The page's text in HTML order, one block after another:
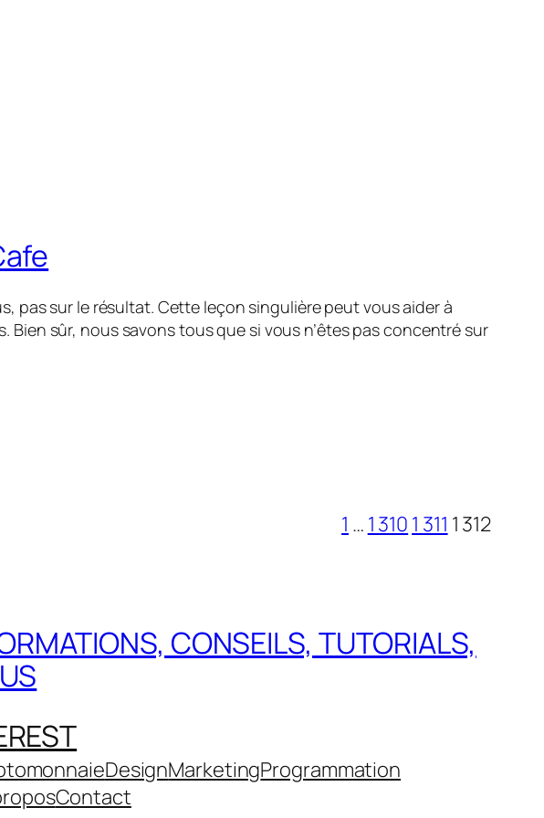
pas sur le résultat. Cette leçon singulière peut vous aider à
sûr, nous savons tous que si vous n’êtes pas concentré sur
1 … 1 310 1 311 1 312
CONSEILS, TUTORIALS,
DesignMarketingProgrammation
Contact